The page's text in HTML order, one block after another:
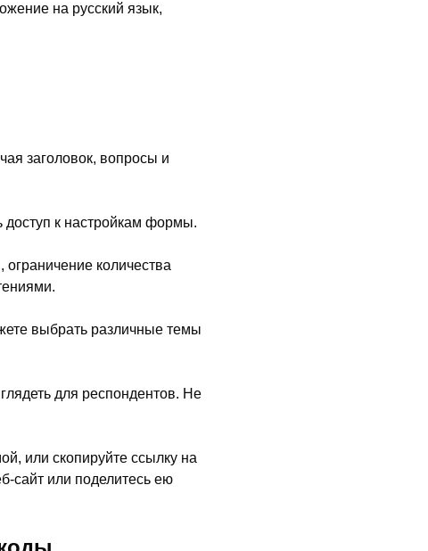
на русский язык,
заголовок, вопросы и
доступ к настройкам формы.
количества
выбрать различные темы
для респондентов. Не
или скопируйте ссылку на
сайт или поделитесь ею